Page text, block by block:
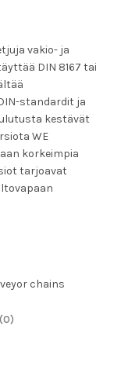
vakio- ja
DIN 8167 tai
standardit ja
kestävät
WE
korkeimpia
tarjoavat
chains